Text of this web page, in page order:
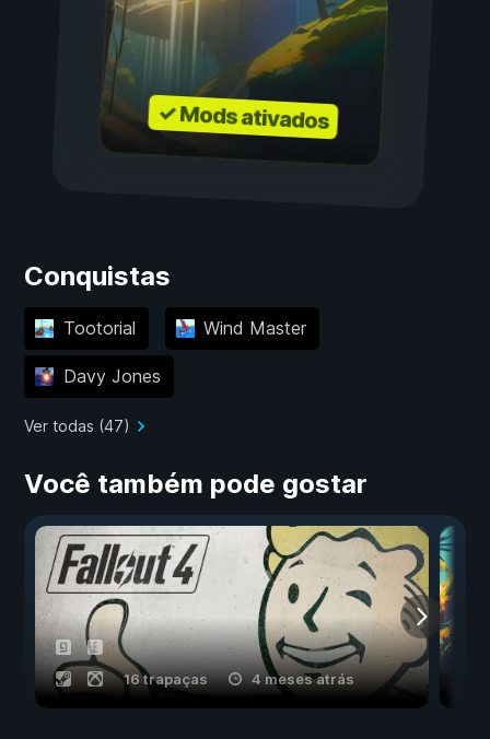
✓ Mods ativados
Conquistas
Tootorial Wind Master
Davy Jones
Ver todas (47)
Você também pode gostar
16 trapaças 4 meses atrás